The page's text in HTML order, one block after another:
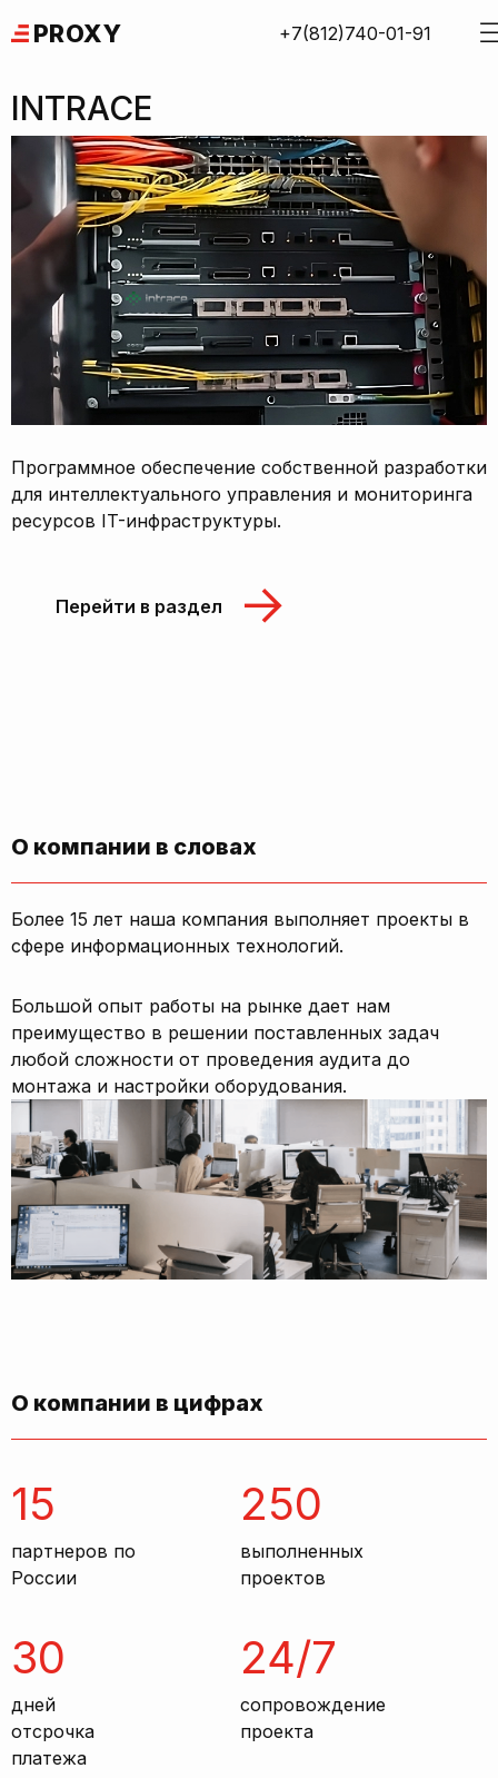
to
PROXY +7(812)740-01-91
INTRACE
Программное обеспечение собственной разработки
для интеллектуального управления и мониторинга
ресурсов IT-инфраструктуры.
Перейти в раздел
О компании в словах
Более 15 лет наша компания выполняет проекты в
сфере информационных технологий.
Большой опыт работы на рынке дает нам
преимущество в решении поставленных задач
любой сложности от проведения аудита до
монтажа и настройки оборудования.
О компании в цифрах
15
партнеров по
России
250
выполненных
проектов
30
дней
отсрочка
платежа
24/7
сопровождение
проекта